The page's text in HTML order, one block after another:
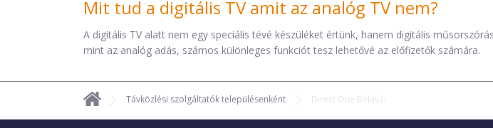
Mit tud a digitális TV amit az analóg TV nem?
A digitális TV alatt nem egy speciális tévé készüléket értünk, hanem digitális
mint az analóg adás, számos különleges funkciót tesz lehetővé az előfizetők számára.
Távközlési szolgáltatók településenként Direct One Bélavár